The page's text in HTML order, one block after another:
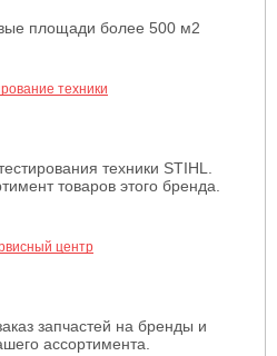
площади более 500 м2
техники STIHL.
товаров этого бренда.
запчастей на бренды и
ассортимента.